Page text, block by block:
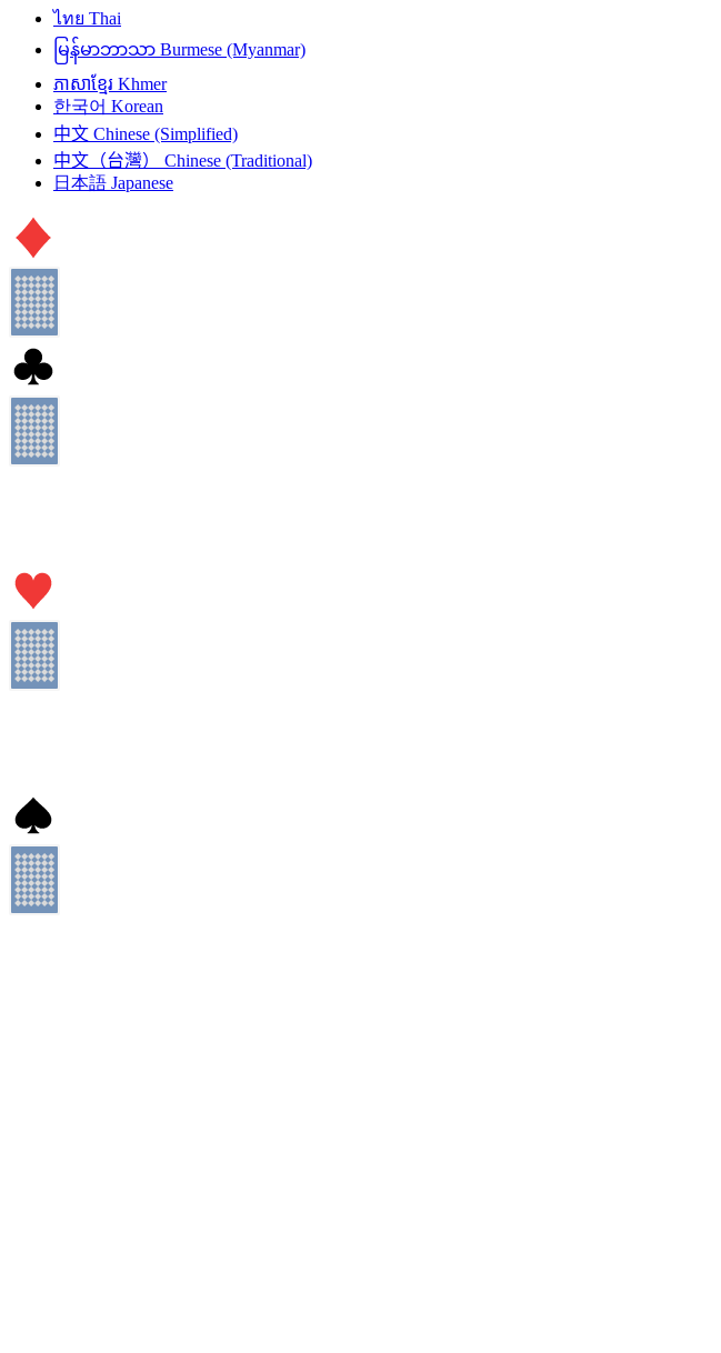
ไทย Thai
မြန်မာဘာသာ Burmese (Myanmar)
ភាសាខ្មែរ Khmer
한국어 Korean
中文 Chinese (Simplified)
中文（台灣）
Chinese (Traditional)
日本語 Japanese